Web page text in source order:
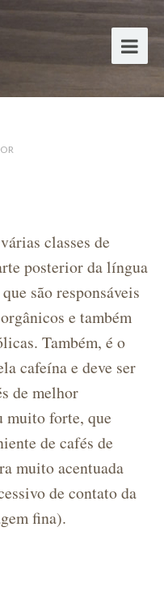
classes de
posterior da língua
são responsáveis
e também
Também, é o
cafeína e deve ser
de melhor
muito forte, que
de cafés de
muito acentuada
de contato da
fina).